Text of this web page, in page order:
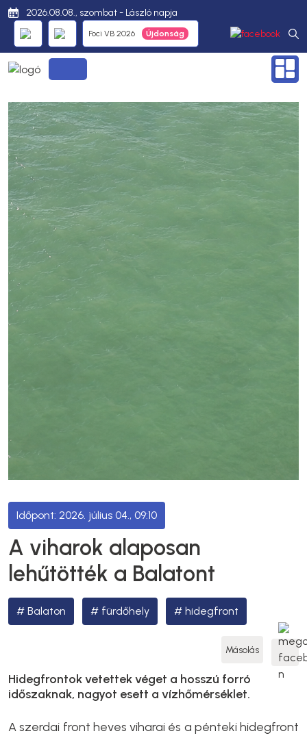
2026.08.08., szombat - László napja
Foci VB 2026
2026. július 04., 09:10
A viharok alaposan
lehűtötték a Balatont
Balaton fürdőhely hidegfront
Másolás
Hidegfrontok vetettek véget a hosszú forró
időszaknak, nagyot esett a vízhőmérséklet.
A szerdai front heves viharai és a pénteki hidegfront